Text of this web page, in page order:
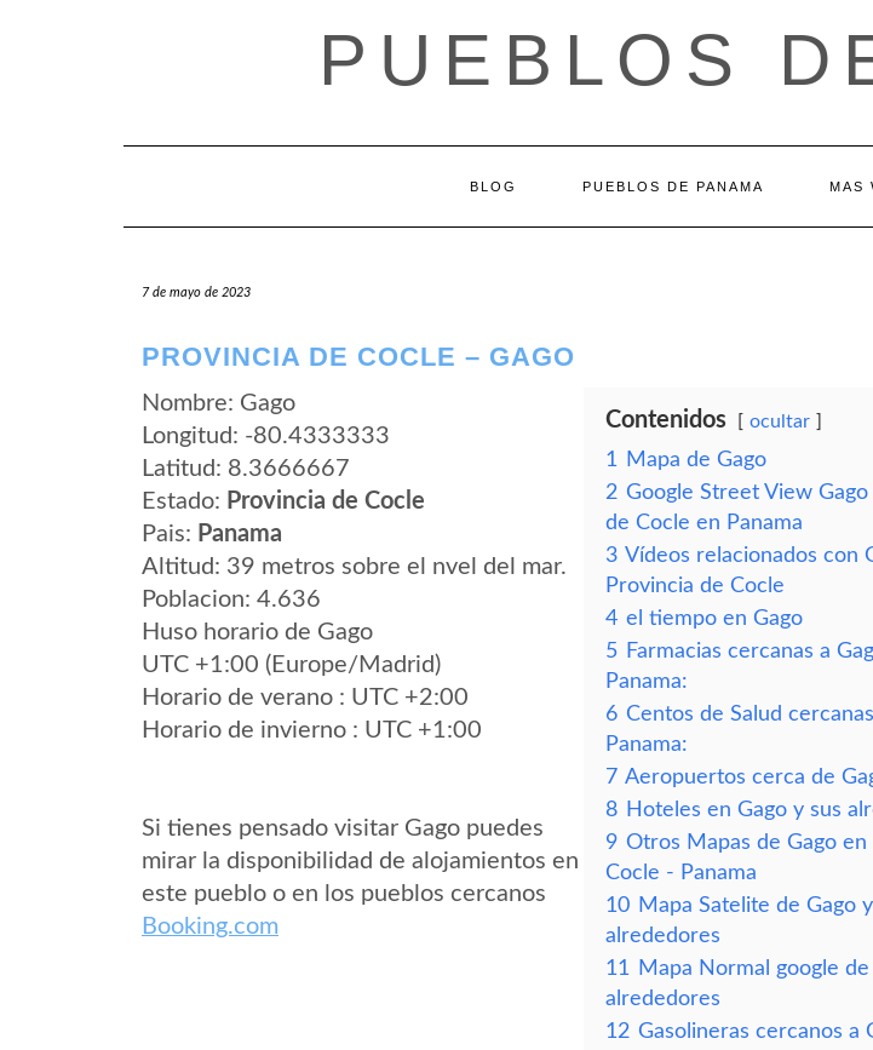
PUEBLOS
BLOG PUEBLOS DE PANAMA MAS
7 de mayo de 2023
PROVINCIA DE COCLE – GAGO
Nombre: Gago
Longitud: -80.4333333
Latitud: 8.3666667
Estado: Provincia de Cocle
Pais: Panama
Altitud: 39 metros sobre el nvel del mar.
Poblacion: 4.636
Huso horario de Gago
UTC +1:00 (Europe/Madrid)
Horario de verano : UTC +2:00
Horario de invierno : UTC +1:00
Si tienes pensado visitar Gago puedes
mirar la disponibilidad de alojamientos en
este pueblo o en los pueblos cercanos
Booking.com
Contenidos ocultar
1
Mapa de Gago
2 Google Street View
de Cocle en Panama
3 Vídeos relacionados con
Provincia de Cocle
4 el tiempo en Gago
5 Farmacias cercanas a
Panama:
6 Centos de Salud
Panama:
7 Aeropuertos cerca de
8 Hoteles en Gago y sus
9 Otros Mapas de Gago en
Cocle - Panama
10 Mapa Satelite de Gago
alrededores
11
Mapa Normal google de
alrededores
12 Gasolineras cercanos a